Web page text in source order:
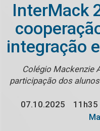
InterMack
integração
Colégio Mackenzie
participação dos
07.10.2025
11h35